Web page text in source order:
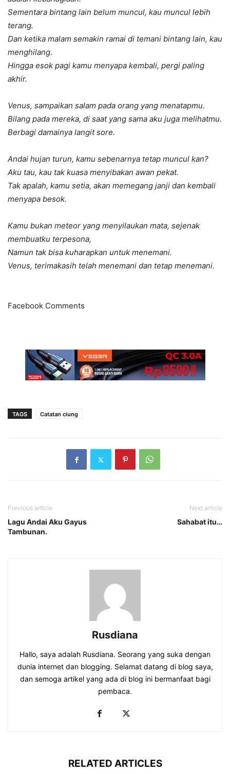
Sementara bintang lain belum muncul, kau muncul lebih
terang.
Dan ketika malam semakin ramai di temani bintang lain, kau
menghilang.
Hingga esok pagi kamu menyapa kembali, pergi paling
akhir.
Venus, sampaikan salam pada orang yang menatapmu.
Bilang pada mereka, di saat yang sama aku juga melihatmu.
Berbagi damainya langit sore.
Andai hujan turun, kamu sebenarnya tetap muncul kan?
Aku tau, kau tak kuasa menyibakan awan pekat.
Tak apalah, kamu setia, akan memegang janji dan kembali
menyapa besok.
Kamu bukan meteor yang menyilaukan mata, sejenak
membuatku terpesona,
Namun tak bisa kuharapkan untuk menemani.
Venus, terimakasih telah menemani dan tetap menemani.
Facebook Comments
TAGS Catatan ciung
Previous article
Lagu Andai Aku Gayus
Tambunan.
Next article
Sahabat itu…
Rusdiana
Hallo, saya adalah Rusdiana. Seorang yang suka dengan
dunia internet dan blogging. Selamat datang di blog saya,
dan semoga artikel yang ada di blog ini bermanfaat bagi
pembaca.
RELATED ARTICLES